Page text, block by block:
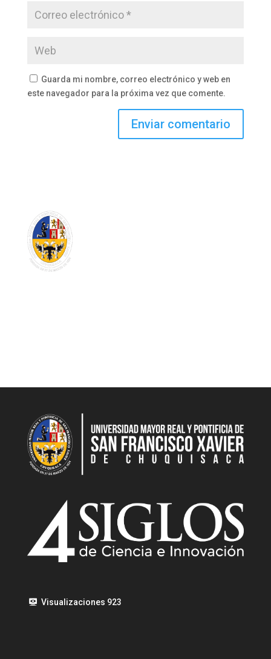
Guarda mi nombre, correo electrónico y web en
este navegador para la próxima vez que comente.
Visualizaciones 923